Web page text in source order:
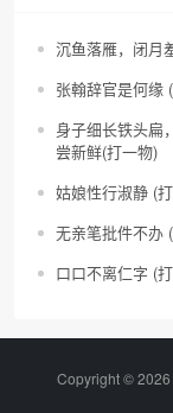
沉鱼落雁，闭月
张翰辞官是何缘
身子细长铁头扁
尝新鲜(打一物)
姑娘性行淑静 (
无亲笔批件不办
口口不离仁字 (
Copyright © 2026